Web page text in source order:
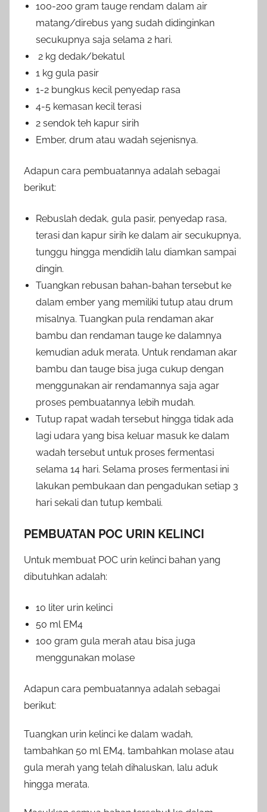
100-200 gram tauge rendam dalam air
matang/direbus yang sudah didinginkan
secukupnya saja selama 2 hari.
2 kg dedak/bekatul
1 kg gula pasir
1-2 bungkus kecil penyedap rasa
4-5 kemasan kecil terasi
2 sendok teh kapur sirih
Ember, drum atau wadah sejenisnya.
Adapun cara pembuatannya adalah sebagai
berikut:
Rebuslah dedak, gula pasir, penyedap rasa,
terasi dan kapur sirih ke dalam air secukupnya,
tunggu hingga mendidih lalu diamkan sampai
dingin.
Tuangkan rebusan bahan-bahan tersebut ke
dalam ember yang memiliki tutup atau drum
misalnya. Tuangkan pula rendaman akar
bambu dan rendaman tauge ke dalamnya
kemudian aduk merata. Untuk rendaman akar
bambu dan tauge bisa juga cukup dengan
menggunakan air rendamannya saja agar
proses pembuatannya lebih mudah.
Tutup rapat wadah tersebut hingga tidak ada
lagi udara yang bisa keluar masuk ke dalam
wadah tersebut untuk proses fermentasi
selama 14 hari. Selama proses fermentasi ini
lakukan pembukaan dan pengadukan setiap 3
hari sekali dan tutup kembali.
PEMBUATAN POC URIN KELINCI
Untuk membuat POC urin kelinci bahan yang
dibutuhkan adalah:
10 liter urin kelinci
50 ml EM4
100 gram gula merah atau bisa juga
menggunakan molase
Adapun cara pembuatannya adalah sebagai
berikut:
Tuangkan urin kelinci ke dalam wadah,
tambahkan 50 ml EM4, tambahkan molase atau
gula merah yang telah dihaluskan, lalu aduk
hingga merata.